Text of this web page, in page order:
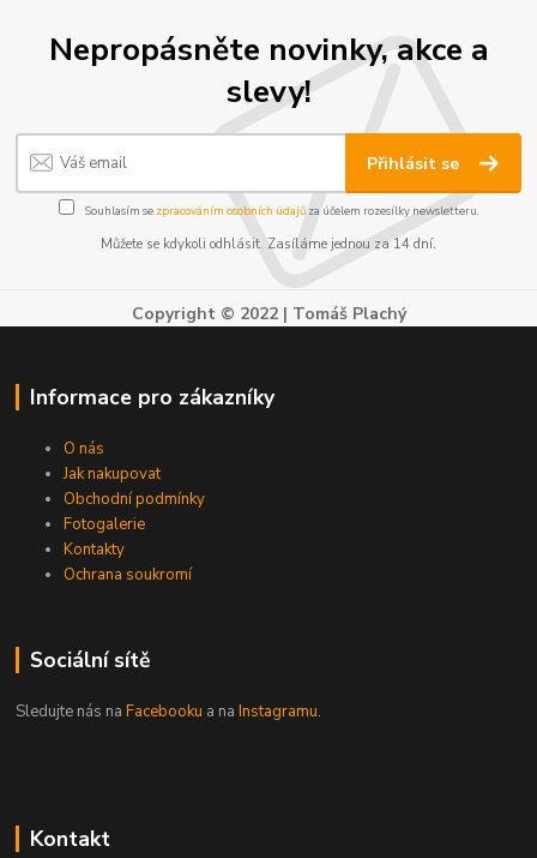
Nepropásněte novinky, akce a
slevy!
Přihlásit se
Souhlasím se zpracováním osobních údajůza účelem rozesílky newsletteru.
Můžete se kdykoli odhlásit. Zasíláme jednou za 14 dní.
Copyright © 2022 | Tomáš Plachý
Informace pro zákazníky
O nás
Jak nakupovat
Obchodní podmínky
Fotogalerie
Kontakty
Ochrana soukromí
Sociální sítě
Sledujte nás naFacebooku a naInstagramu.
Kontakt